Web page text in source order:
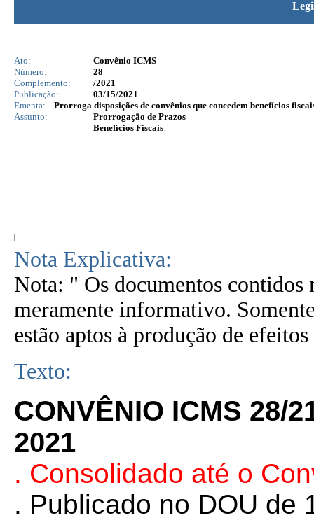
Ato:
Convênio ICMS
Número:
28
Complemento:
/2021
Publicação:
03/15/2021
Ementa:
Prorroga disposições de convênios que concedem benefícios
Assunto:
Prorrogação de Prazos
Benefícios Fiscais
Nota Explicativa:
Nota: " Os documentos contidos
meramente informativo.
estão aptos à produção de
Texto:
CONVÊNIO ICMS 28/
2021
. Consolidado até o
. Publicado no DOU de